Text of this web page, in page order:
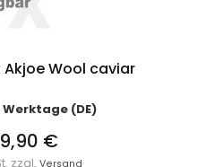
Akjoe Wool caviar
(DE)
€
zzgl.Versand